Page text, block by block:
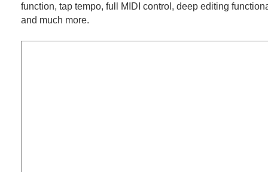
function, tap tempo, full MIDI control, deep editing
and much more.